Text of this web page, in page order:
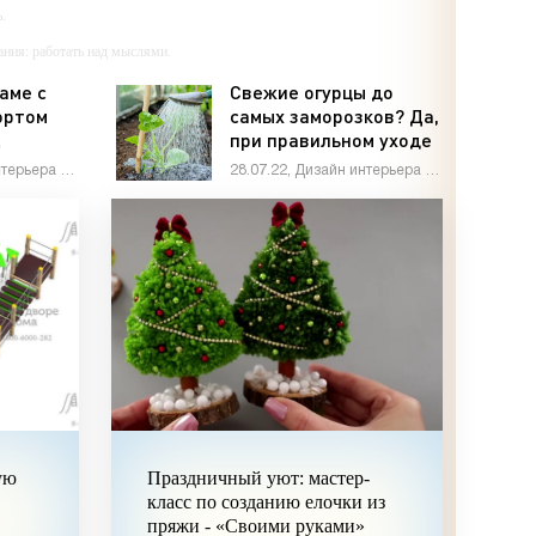
работать над мыслями.
— самолюбование.
кроме того, кто его дал.
с
в
Свежие огурцы до
самых заморозков? Да,
при правильном уходе
это возможно! - «Дом и
Праздничный уют: мастер-
класс по созданию елочки из
пряжи - «Своими руками»